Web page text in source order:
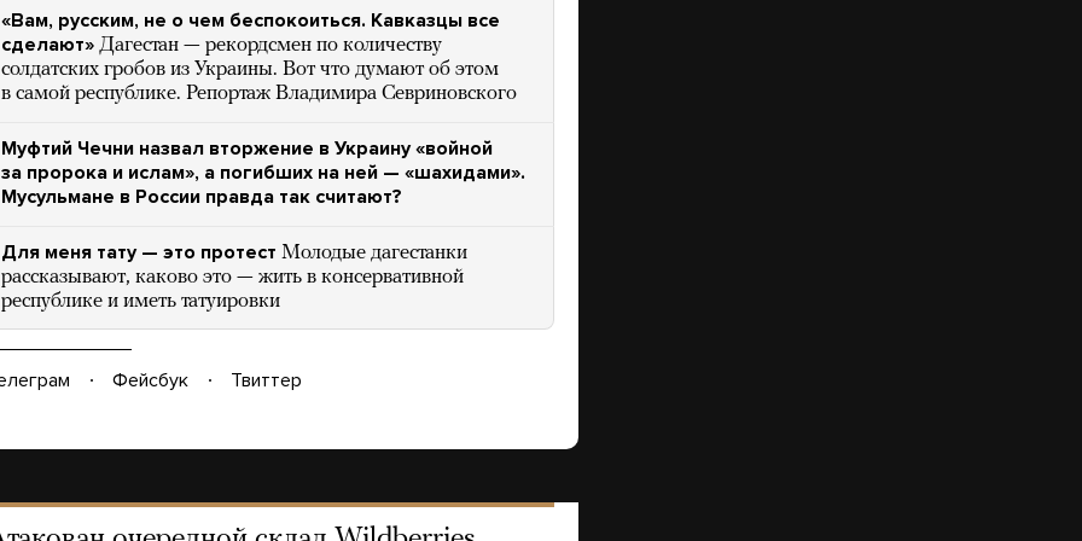
«Вам, русским, не о чем беспокоиться. Кавказцы все
сделают» Дагестан — рекордсмен по количеству
солдатских гробов из Украины. Вот что думают об этом
в самой республике. Репортаж Владимира Севриновского
Муфтий Чечни назвал вторжение в Украину «войной
за пророка и ислам», а погибших на ней — «шахидами».
Мусульмане в России правда так считают?
Для меня тату — это протест Молодые дагестанки
рассказывают, каково это — жить в консервативной
республике и иметь татуировки
Фейсбук Твиттер